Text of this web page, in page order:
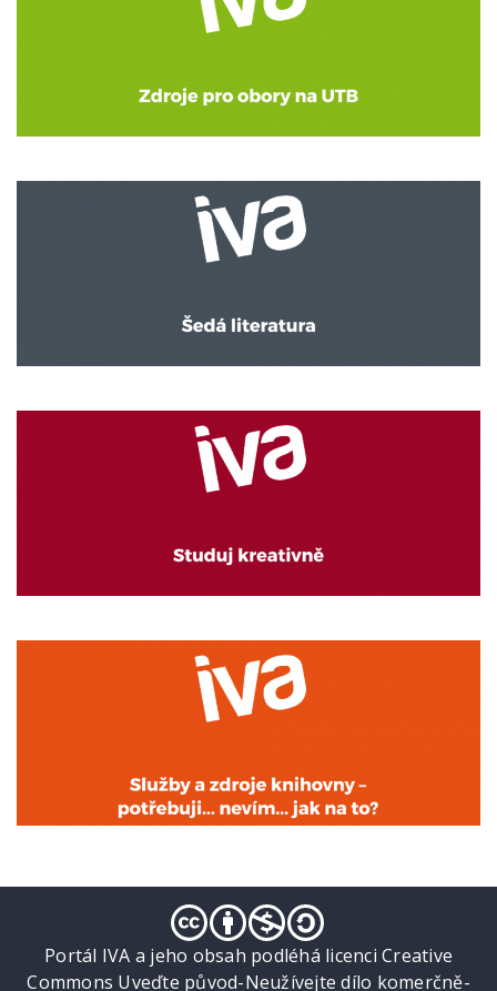
Portál IVA a jeho obsah podléhá licenci Creative
Commons Uveďte původ-Neužívejte dílo komerčně-